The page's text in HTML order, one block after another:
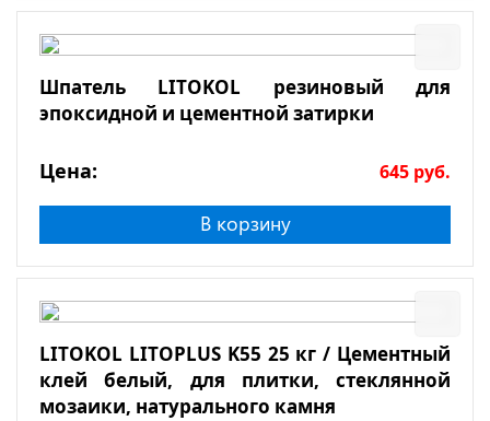
Шпатель LITOKOL резиновый для
эпоксидной и цементной затирки
Цена: 645 руб.
В корзину
LITOKOL LITOPLUS K55 25 кг / Цементный
клей белый, для плитки, стеклянной
мозаики, натурального камня